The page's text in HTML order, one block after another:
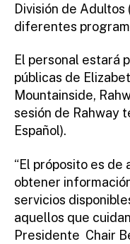
División de
diferentes
El personal estará
públicas de
Mountainside,
sesión de Rahway
Español).
“El próposito es de
obtener
servicios
aquellos que
Presidente Chair